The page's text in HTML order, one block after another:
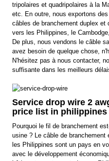
tripolaires et quadripolaires à la
etc. En outre, nous exportons
câbles de branchement duplex et
vers les Philippines, le
De plus, nous vendons le câble
avez besoin de quelque chose,
N'hésitez pas à nous contacter,
suffisante dans les meilleurs
Service drop wire 2
price list in philippines
Pourquoi le fil de branchement
usine ? Le câble de
les Philippines sont un pays en
avec le développement